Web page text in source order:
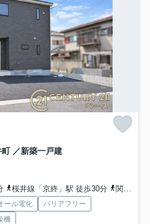
／新築一戸建
桜井線「京終」駅 徒歩30分 関西本線「奈良」駅 徒歩43分
ール電化
バリアフリー
機